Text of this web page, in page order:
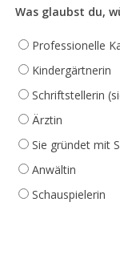
Was glaubst du,
Professionelle
Kindergärtnerin
Schriftstellerin
Ärztin
Sie gründet mit
Anwältin
Schauspielerin